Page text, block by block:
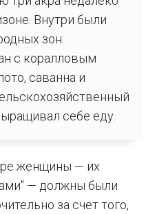
Внутри были
зон:
с коралловым
саванна и
себе еду.
женщины — их
— должны были
за счет того,